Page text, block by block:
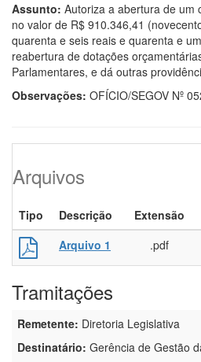
Assunto: Autoriza a abertura de um
no valor de R$ 910.346,41
quarenta e seis reais e quarenta e
reabertura de dotações
Parlamentares, e dá outras
Observações: OFÍCIO/SEGOV Nº
Arquivos
Tipo Descrição Extensão
Arquivo 1
.pdf
Tramitações
Remetente: Diretoria Legislativa
Destinatário: Gerência de Gestão